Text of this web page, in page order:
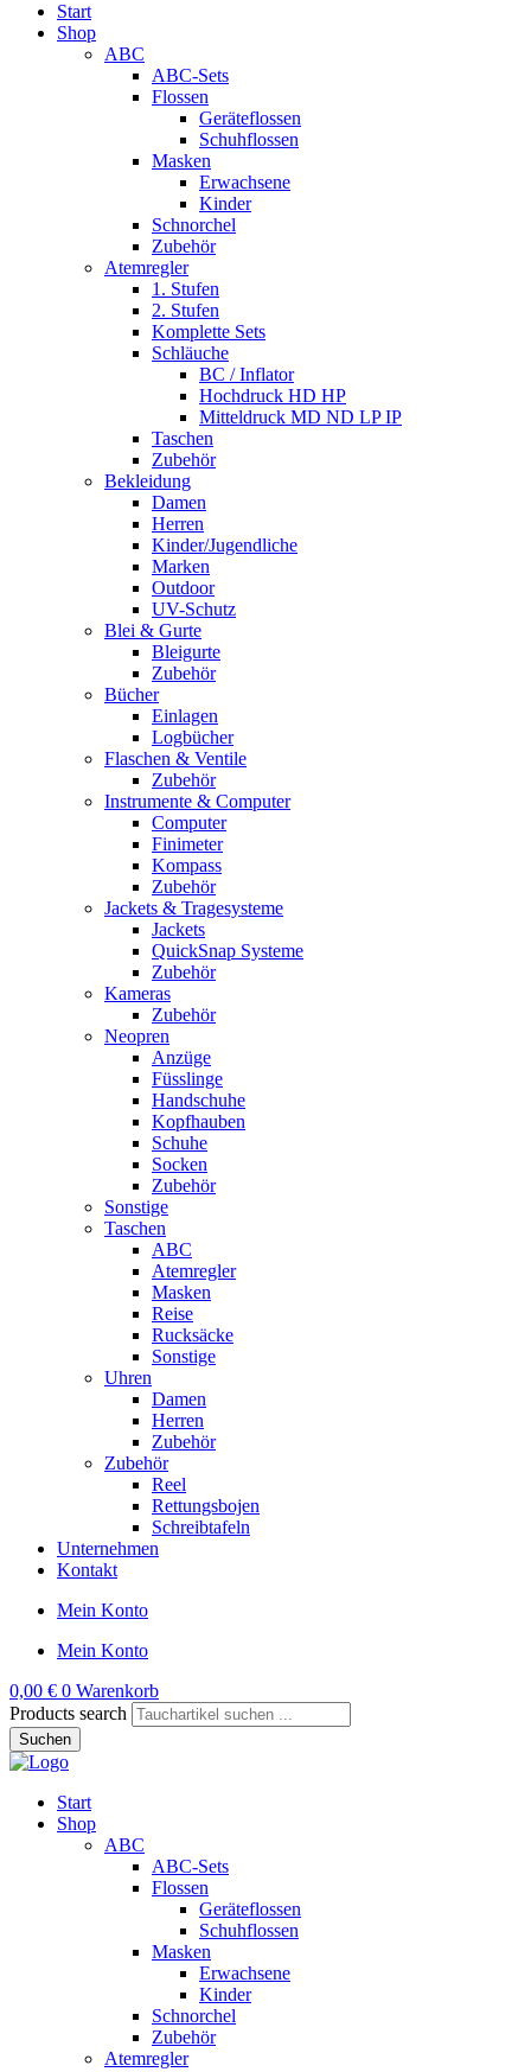
Start
Shop
ABC
ABC-Sets
Flossen
Geräteflossen
Schuhflossen
Masken
Erwachsene
Kinder
Schnorchel
Zubehör
Atemregler
1. Stufen
2. Stufen
Komplette Sets
Schläuche
BC / Inflator
Hochdruck HD HP
Mitteldruck MD ND LP IP
Taschen
Zubehör
Bekleidung
Damen
Herren
Kinder/Jugendliche
Marken
Outdoor
UV-Schutz
Blei & Gurte
Bleigurte
Zubehör
Bücher
Einlagen
Logbücher
Flaschen & Ventile
Zubehör
Instrumente & Computer
Computer
Finimeter
Kompass
Zubehör
Jackets & Tragesysteme
Jackets
QuickSnap Systeme
Zubehör
Kameras
Zubehör
Neopren
Anzüge
Füsslinge
Handschuhe
Kopfhauben
Schuhe
Socken
Zubehör
Sonstige
Taschen
ABC
Atemregler
Masken
Reise
Rucksäcke
Sonstige
Uhren
Damen
Herren
Zubehör
Zubehör
Reel
Rettungsbojen
Schreibtafeln
Unternehmen
Kontakt
Mein Konto
Mein Konto
0,00 € 0 Warenkorb
Products search
Suchen
Start
Shop
ABC
ABC-Sets
Flossen
Geräteflossen
Schuhflossen
Masken
Erwachsene
Kinder
Schnorchel
Zubehör
Atemregler